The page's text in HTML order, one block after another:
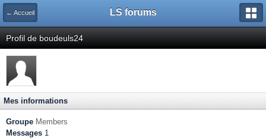
← Accueil LS forums
Profil de boudeuls24
Mes informations
Groupe Members
Messages 1